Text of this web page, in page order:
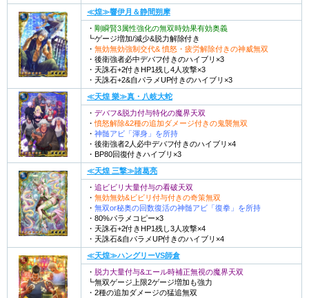
≪煌≫響伊月＆静間朔摩
・ 剛瞬賢3属性強化の無双時効果有効奥義
┗ゲージ増加/減少&脱力解除付き
・ 無効無効強制交代& 憤怒・疲労解除付きの神威無双
・後衛強者必中デバフ付きのハイブリ×3
・天誅石+2付きHP1残し4人攻撃×3
・天誅石+2&自パラメUP付きのハイブリ×3
≪天煌 樂≫真・八岐大蛇
・ デバフ&脱力付与特化の魔界天双
・憤怒解除&2種の追加ダメージ付きの鬼襲無双
・ 神髄アビ「渾身」を所持
・後衛強者2人必中デバフ付きのハイブリ×4
・BP80回復付きハイブリ×3
≪天煌 三撃≫諸葛亮
・ 追ビビリ大量付与の看破天双
・ 無効無効&ビビリ付与付きの奇策無双
・ 無双or秘奥の回数復活の神髄アビ「復拳」を所持
・80%パラメコピー×3
・天誅石+2付きHP1残し3人攻撃×4
・天誅石&自パラメUP付きのハイブリ×4
≪天煌≫ハングリーVS師倉
・ 脱力大量付与&エール時補正無視の魔界天双
┗無双ゲージ上限2ゲージ増加も強力
・2種の追加ダメージの猛追無双